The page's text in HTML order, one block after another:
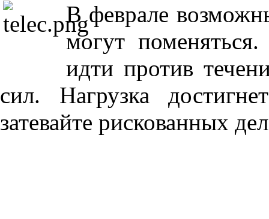
В феврале
могут
идти против
сил. Нагрузка
затевайте рискованных